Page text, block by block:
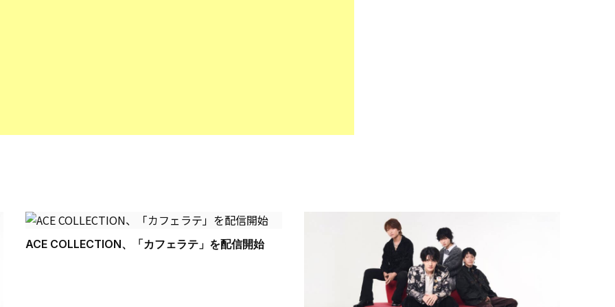
ACE COLLECTION、「カフェラテ」を配信開始